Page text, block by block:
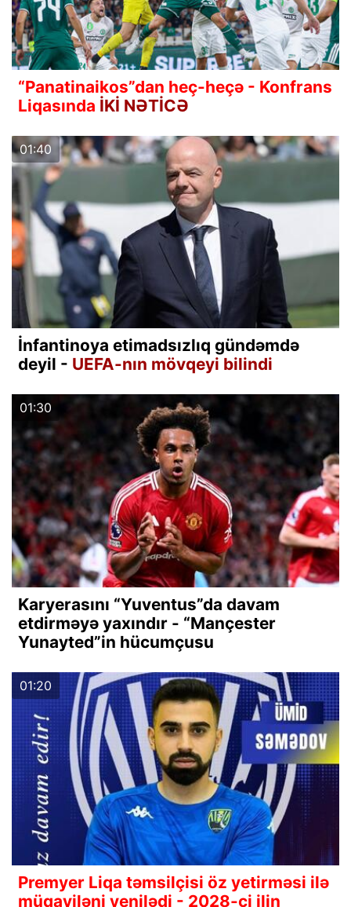
“Panatinaikos”dan heç-heçə - Konfrans
Liqasında İKİ NƏTİCƏ
01:40
İnfantinoya etimadsızlıq gündəmdə
deyil - UEFA-nın mövqeyi bilindi
01:30
Karyerasını “Yuventus”da davam
etdirməyə yaxındır - “Mançester
Yunayted”in hücumçusu
01:20
Premyer Liqa təmsilçisi öz yetirməsi ilə
müqaviləni yenilədi - 2028-ci ilin